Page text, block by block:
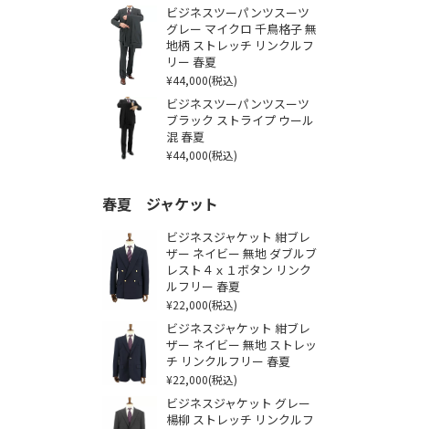
ビジネスツーパンツスーツ
グレー マイクロ 千鳥格子 無
地柄 ストレッチ リンクルフ
リー 春夏
¥44,000(税込)
ビジネスツーパンツスーツ
ブラック ストライプ ウール
混 春夏
¥44,000(税込)
春夏 ジャケット
ビジネスジャケット 紺ブレ
ザー ネイビー 無地 ダブルブ
レスト４ｘ１ボタン リンク
ルフリー 春夏
¥22,000(税込)
ビジネスジャケット 紺ブレ
ザー ネイビー 無地 ストレッ
チ リンクルフリー 春夏
¥22,000(税込)
ビジネスジャケット グレー
楊柳 ストレッチ リンクルフ